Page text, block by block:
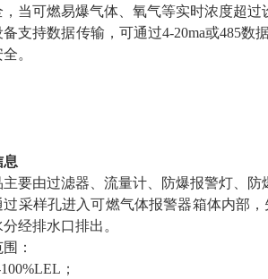
当可燃易爆气体、氧气等实时浓度超
备支持数据传输，可通过4-20ma或485数
。
息
主要由过滤器、流量计、防爆报警灯、防
过采样孔进入可燃气体报警器箱体内部
经排水口排出。
：
；